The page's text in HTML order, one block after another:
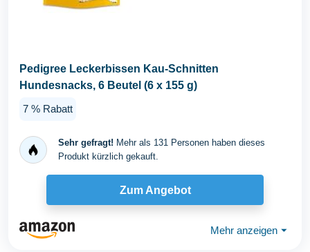
Pedigree Leckerbissen Kau-Schnitten
Hundesnacks, 6 Beutel (6 x 155 g)
7 % Rabatt
Sehr gefragt! Mehr als 131 Personen haben dieses
Produkt kürzlich gekauft.
Zum Angebot
Mehr anzeigen ⏷